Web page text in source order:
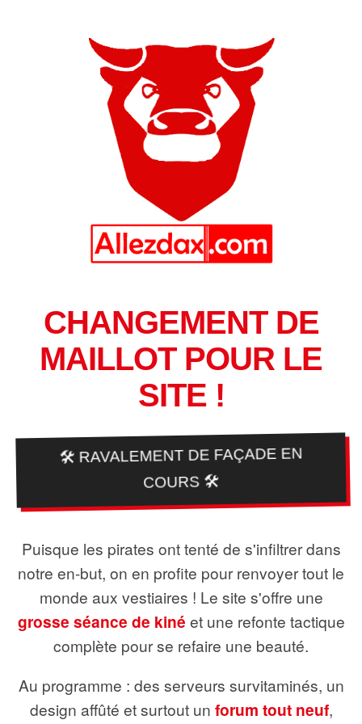
CHANGEMENT DE
MAILLOT POUR LE
SITE !
🛠️ RAVALEMENT DE FAÇADE EN
COURS 🛠️
Puisque les pirates ont tenté de s'infiltrer dans
notre en-but, on en profite pour renvoyer tout le
monde aux vestiaires ! Le site s'offre une
grosse séance de kiné et une refonte tactique
complète pour se refaire une beauté.
Au programme : des serveurs survitaminés, un
design affûté et surtout un forum tout neuf,